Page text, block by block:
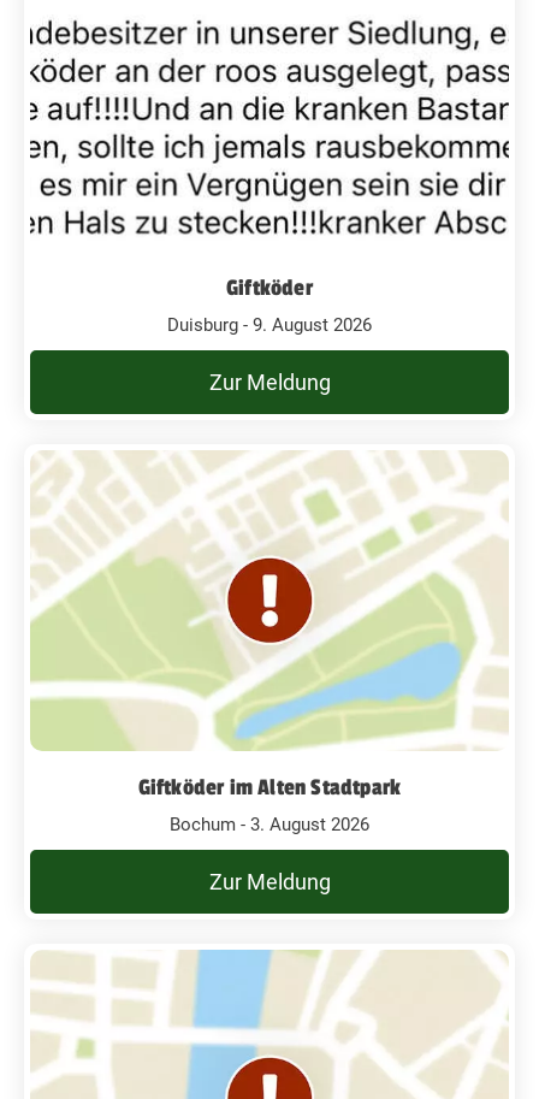
Giftköder
Duisburg - 9. August 2026
Zur Meldung
Giftköder im Alten Stadtpark
Bochum - 3. August 2026
Zur Meldung